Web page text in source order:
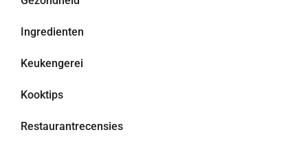
Ingredienten
Keukengerei
Kooktips
Restaurantrecensies